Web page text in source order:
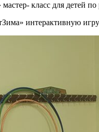
класс для детей
интерактивную